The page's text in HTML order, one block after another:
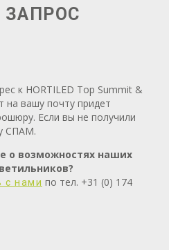
ЗАПРОС
к HORTILED Top Summit &
на вашу почту придет
Если вы не получили
СПАМ.
о возможностях наших
с нами по тел. +31 (0) 174